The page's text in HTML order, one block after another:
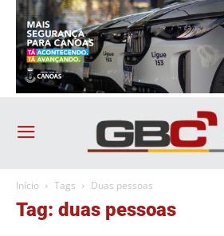
Início Tags Duas pessoas
Tag: duas pessoas